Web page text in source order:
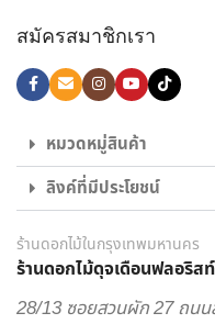
ช่อดอกไม้รับปริญญา ช่อดอก
แสดงความยินดี และดอกไ
เลือก สั่งดอกไม้ออนไลน์ กับ
ไม่ใช่แค่เพียงความความพิ
งานออกมาสวยงามเท่านั้น
และส่งของขวัญอีกด้วย พนั
เป็นผู้ที่มีความเชี่ยวชาญด้า
สินค้าให้ถึงมือผู้รับได้อย่าง
ออนไลน์ ที่เน้นให้บริการเพื่
สะดวกสบาย ครบครัน ครอ
สมัครสมาชิกเรา
หมวดหมู่สินค้า
ลิงค์ที่มีประโยชน์
ร้านดอกไม้ในกรุงเทพมหานคร
ร้านดอกไม้ดุจเดือนฟลอริส
28/13 ซอยสวนผัก 27 ถน